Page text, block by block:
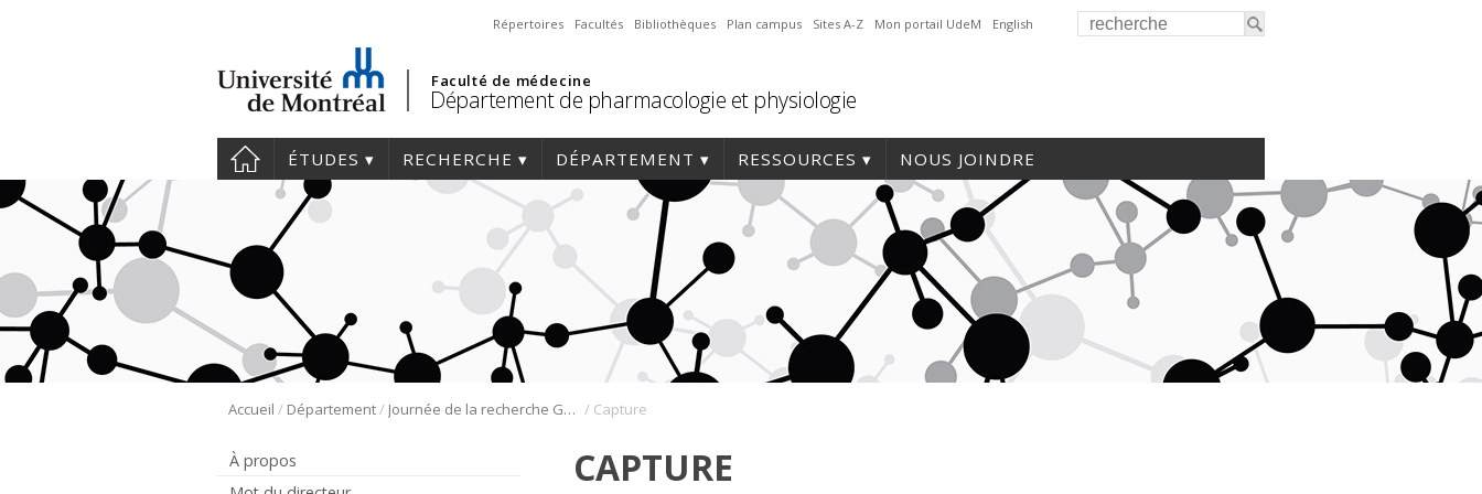
Répertoires Facultés Bibliothèques Plan campus Sites A-Z Mon portail UdeM English
Faculté de médecine
Département de pharmacologie et physiologie
ÉTUDES RECHERCHE DÉPARTEMENT RESSOURCES NOUS JOINDRE
Accueil / Département/ Journée de la recherche Gabriel L. Plaa / Capture
À propos
CAPTURE